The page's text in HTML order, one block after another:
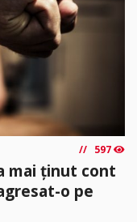
597
mai ținut cont
o pe